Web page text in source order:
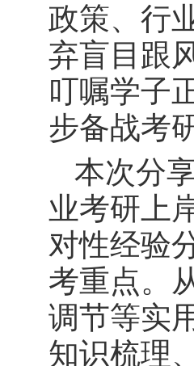
政策、行
弃盲目跟
叮嘱学子
步备战考
本次分
业考研上
对性经验
考重点。
调节等实
知识梳理